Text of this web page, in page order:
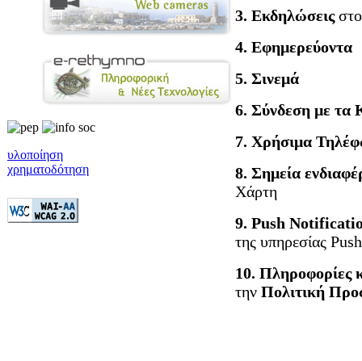
υλοποίηση
χρηματοδότηση
3. Εκδηλώσεις
4. Εφημερεύοντα
5. Σινεμά
6. Σύνδεση με τα
7. Χρήσιμα
8. Σημεία
Χάρτη
9. Push
της υπηρεσίας
10. Πληροφορίες
την Πολιτική